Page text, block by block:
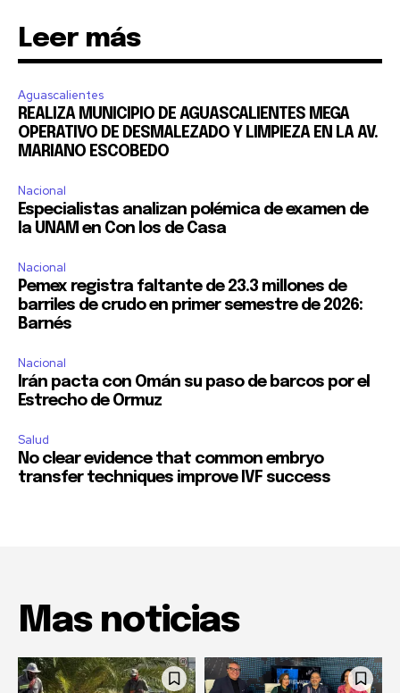
Leer más
Aguascalientes
REALIZA MUNICIPIO DE AGUASCALIENTES MEGA
OPERATIVO DE DESMALEZADO Y LIMPIEZA EN LA AV.
MARIANO ESCOBEDO
Nacional
Especialistas analizan polémica de examen de
la UNAM en Con los de Casa
Nacional
Pemex registra faltante de 23.3 millones de
barriles de crudo en primer semestre de 2026:
Barnés
Nacional
Irán pacta con Omán su paso de barcos por el
Estrecho de Ormuz
Salud
No clear evidence that common embryo
transfer techniques improve IVF success
Mas noticias